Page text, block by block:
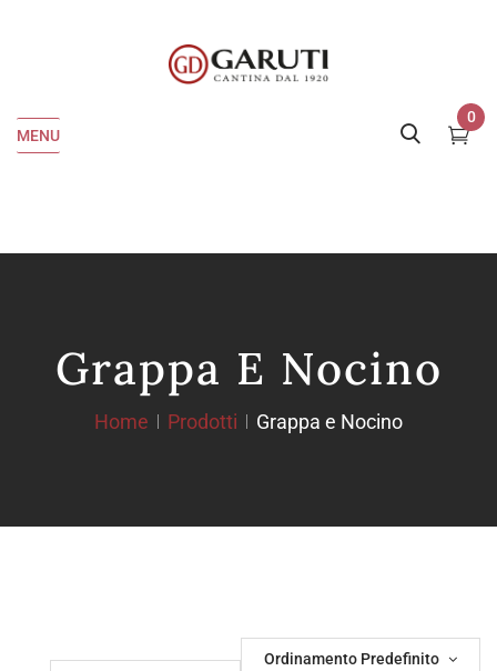
MENU
0
Grappa E Nocino
Home Prodotti Grappa e Nocino
Ordinamento Predefinito